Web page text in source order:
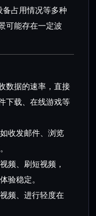
备占用情况等多种
可能存在一定波
数据的速率，直接
下载、在线游戏等
收发邮件、浏览
频、刷短视频，
验稳定。
频、进行轻度在